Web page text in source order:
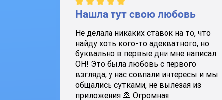
Нашла тут свою любовь
Не делала никаких ставок на то, что
найду хоть кого-то адекватного, но
буквально в первые дни мне написал
ОН! Это была любовь с первого
взгляда, у нас совпали интересы и мы
общались сутками, не вылезая из
приложения 🙈 Огромная